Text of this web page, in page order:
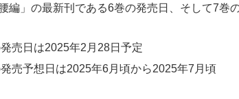
」の最新刊である6巻の発売日、そして7巻
売日は2025年2月28日予定
売予想日は2025年6月頃から2025年7月頃